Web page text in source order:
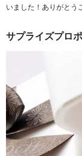
いました！ありがとう
サプライズプロ